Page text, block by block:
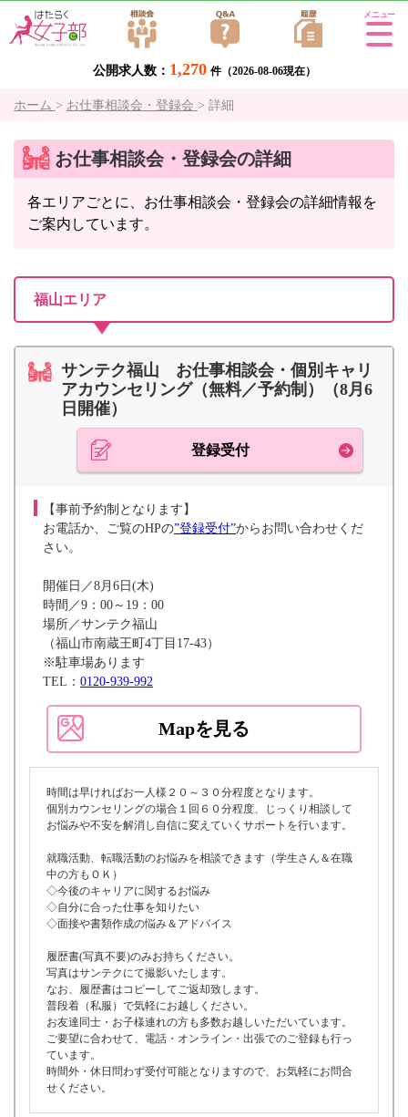
公開求人数： 1,270 件（2026-08-06現在）
Tog
ホーム > お仕事相談会・登録会 > 詳細
お仕事相談会・登録会の詳細
各エリアごとに、お仕事相談会・登録会の詳細情報を
ご案内しています。
福山エリア
サンテク福山 お仕事相談会・個別キャリ
アカウンセリング（無料／予約制）（8月6
日開催）
登録受付
【事前予約制となります】
お電話か、ご覧のHPの”登録受付”からお問い合わせくだ
さい。
開催日／8月6日(木)
時間／9：00～19：00
場所／サンテク福山
（福山市南蔵王町4丁目17-43）
※駐車場あります
TEL： 0120-939-992
Mapを見る
時間は早ければお一人様２０～３０分程度となります。
個別カウンセリングの場合１回６０分程度、じっくり相談して
お悩みや不安を解消し自信に変えていくサポートを行います。
就職活動、転職活動のお悩みを相談できます（学生さん＆在職
中の方もＯＫ）
◇今後のキャリアに関するお悩み
◇自分に合った仕事を知りたい
◇面接や書類作成の悩み＆アドバイス
履歴書(写真不要)のみお持ちください。
写真はサンテクにて撮影いたします。
なお、履歴書はコピーしてご返却致します。
普段着（私服）で気軽にお越しください。
お友達同士・お子様連れの方も多数お越しいただいています。
ご要望に合わせて、電話・オンライン・出張でのご登録も行っ
ています。
時間外・休日問わず受付可能となりますので、お気軽にお問合
せください。